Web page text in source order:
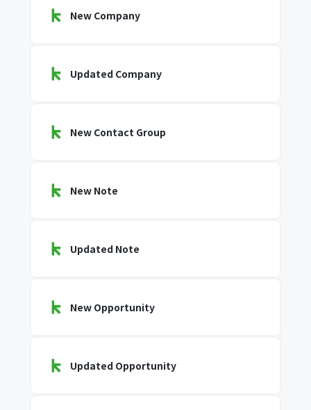
New Company
Updated Company
New Contact Group
New Note
Updated Note
New Opportunity
Updated Opportunity